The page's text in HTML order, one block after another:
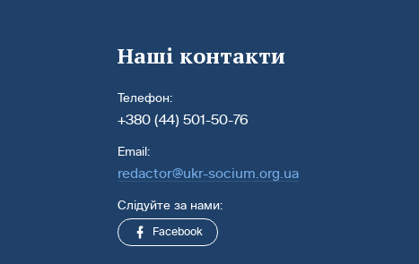
Наші контакти
Телефон:
+380 (44) 501-50-76
Email:
redactor@ukr-socium.org.ua
Слідуйте за нами:
Facebook